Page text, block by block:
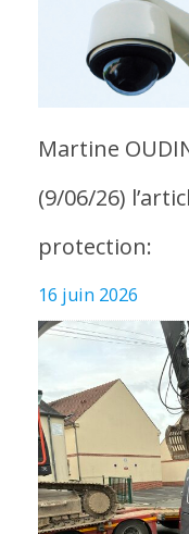
Martine
(9/06/26)
protection:
16 juin 2026